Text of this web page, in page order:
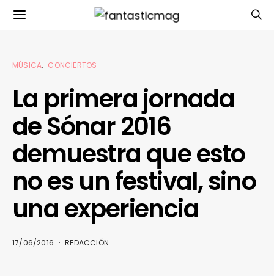
MÚSICA CONCIERTOS
La primera jornada
de Sónar 2016
demuestra que esto
no es un festival, sino
una experiencia
17/06/2016 REDACCIÓN